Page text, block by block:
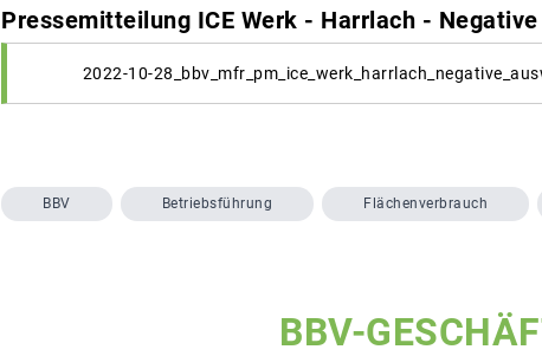
Pressemitteilung ICE Werk - Harrlach -
2022-10-
BBV Betriebsführung Flächenverbrauch
BBV-